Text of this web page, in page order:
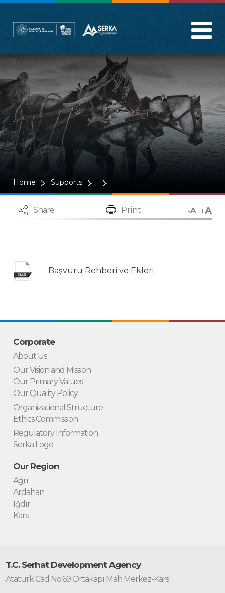
Home Supports
Share Print -A +A
Başvuru Rehberi ve Ekleri
Corporate
About Us
Our Vision and Mission
Our Primary Values
Our Quality Policy
Organizational Structure
Ethics Commission
Regulatory Information
Serka Logo
Our Region
Ağrı
Ardahan
Iğdır
Kars
T.C. Serhat Development Agency
Atatürk Cad No:69 Ortakapı Mah Merkez-Kars